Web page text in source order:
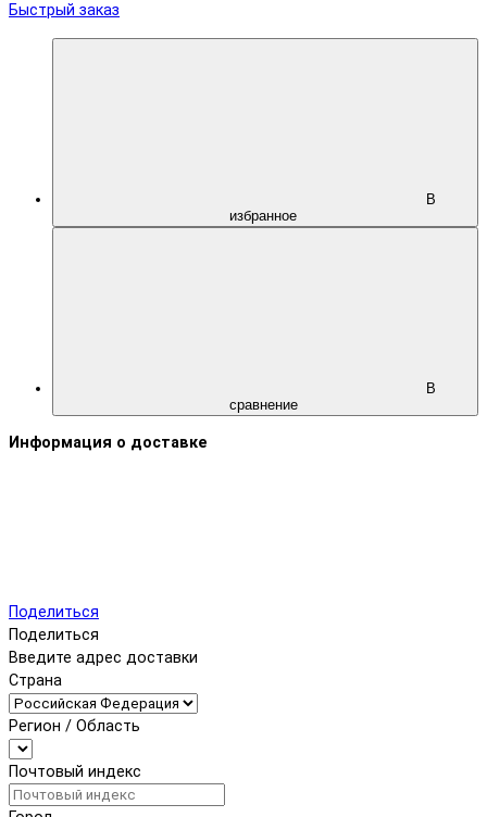
Быстрый заказ
В
избранное
В
сравнение
Информация о доставке
Поделиться
Поделиться
Введите адрес доставки
Страна
Регион / Область
Почтовый индекс